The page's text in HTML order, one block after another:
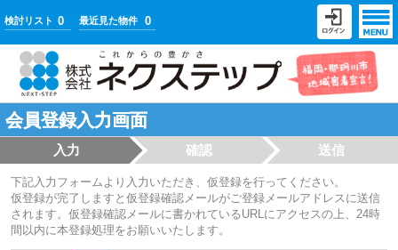
検討リスト 0 最近見た物件 0
会員登録入力画面
入力 確認 送信
下記入力フォームより入力いただき、仮登録を行ってください。
仮登録が完了しますと仮登録確認メールがご登録メールアドレスに送信
されます。仮登録確認メールに書かれているURLにアクセスの上、24時
間以内に本登録処理をお願いいたします。